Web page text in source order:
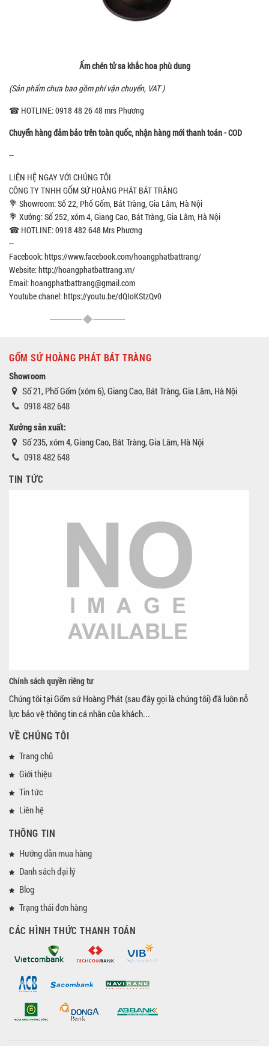
Ấm chén tử sa khắc hoa phù dung
(Sản phẩm chưa bao gồm phí vận chuyển, VAT )
☎ HOTLINE: 0918 48 26 48 mrs Phương
Chuyển hàng đảm bảo trên toàn quốc, nhận hàng mới thanh toán - COD
--
LIÊN HỆ NGAY VỚI CHÚNG TÔI
CÔNG TY TNHH GỐM SỨ HOÀNG PHÁT BÁT TRÀNG
💐 Showroom: Số 22, Phố Gốm, Bát Tràng, Gia Lâm, Hà Nội
💐 Xưởng: Số 252, xóm 4, Giang Cao, Bát Tràng, Gia Lâm, Hà Nội
☎ HOTLINE: 0918 482 648 Mrs Phương
--
Facebook: https://www.facebook.com/hoangphatbattrang/
Website: http://hoangphatbattrang.vn/
Email: hoangphatbattrang@gmail.com
Youtube chanel: https://youtu.be/dQIoKStzQv0
GỐM SỨ HOÀNG PHÁT BÁT TRÀNG
Showroom
Số 21, Phố Gốm (xóm 6), Giang Cao, Bát Tràng, Gia Lâm, Hà Nội
0918 482 648
Xưởng sản xuất:
Số 235, xóm 4, Giang Cao, Bát Tràng, Gia Lâm, Hà Nội
0918 482 648
TIN TỨC
Chính sách quyền riêng tư
Chúng tôi tại Gốm sứ Hoàng Phát (sau đây gọi là chúng tôi) đã luôn nỗ
lực bảo vệ thông tin cá nhân của khách...
VỀ CHÚNG TÔI
Trang chủ
Giới thiệu
Tin tức
Liên hệ
THÔNG TIN
Hướng dẫn mua hàng
Danh sách đại lý
Blog
Trạng thái đơn hàng
CÁC HÌNH THỨC THANH TOÁN